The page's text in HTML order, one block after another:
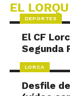
EL
DEPORTES
El CF
Segunda
LORCA
Desfile